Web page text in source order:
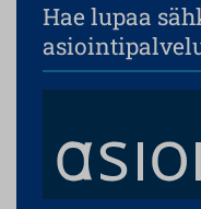
Hae lupaa